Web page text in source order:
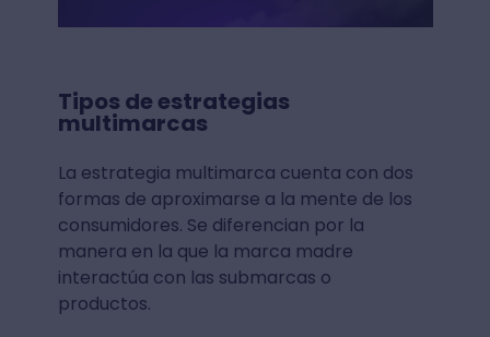
Tipos de estrategias
multimarcas
La estrategia multimarca cuenta con dos
formas de aproximarse a la mente de los
consumidores. Se diferencian por la
manera en la que la marca madre
interactúa con las submarcas o
productos.